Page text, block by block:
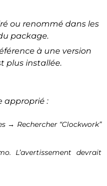
ou renommé dans les
package.
à une version
plus installée.
approprié :
→ Rechercher “Clockwork”
L’avertissement devrait